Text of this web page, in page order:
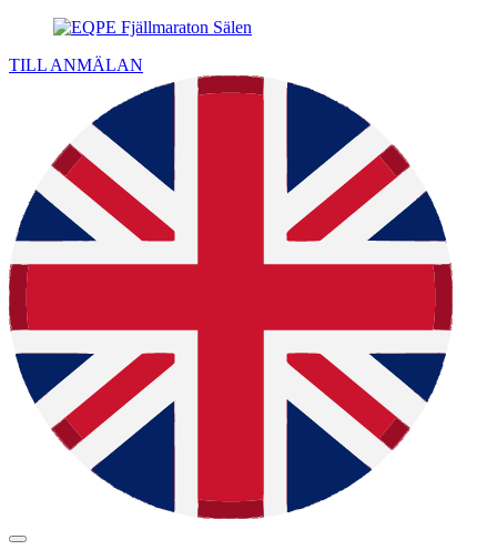
TILL ANMÄLAN